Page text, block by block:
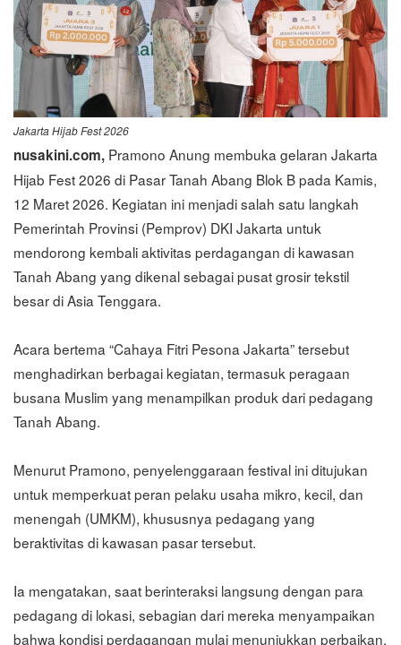
Jakarta Hijab Fest 2026
nusakini.com, Pramono Anung membuka gelaran Jakarta
Hijab Fest 2026 di Pasar Tanah Abang Blok B pada Kamis,
12 Maret 2026. Kegiatan ini menjadi salah satu langkah
Pemerintah Provinsi (Pemprov) DKI Jakarta untuk
mendorong kembali aktivitas perdagangan di kawasan
Tanah Abang yang dikenal sebagai pusat grosir tekstil
besar di Asia Tenggara.
Acara bertema “Cahaya Fitri Pesona Jakarta” tersebut
menghadirkan berbagai kegiatan, termasuk peragaan
busana Muslim yang menampilkan produk dari pedagang
Tanah Abang.
Menurut Pramono, penyelenggaraan festival ini ditujukan
untuk memperkuat peran pelaku usaha mikro, kecil, dan
menengah (UMKM), khususnya pedagang yang
beraktivitas di kawasan pasar tersebut.
Ia mengatakan, saat berinteraksi langsung dengan para
pedagang di lokasi, sebagian dari mereka menyampaikan
bahwa kondisi perdagangan mulai menunjukkan perbaikan.